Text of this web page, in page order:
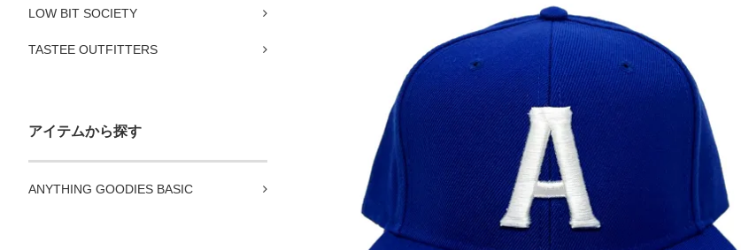
LOW BIT SOCIETY
TASTEE OUTFITTERS
アイテムから探す
ANYTHING GOODIES BASIC